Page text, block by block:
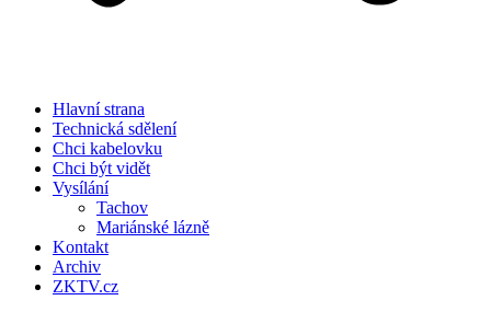
Hlavní strana
Technická sdělení
Chci kabelovku
Chci být vidět
Vysílání
Tachov
Mariánské lázně
Kontakt
Archiv
ZKTV.cz